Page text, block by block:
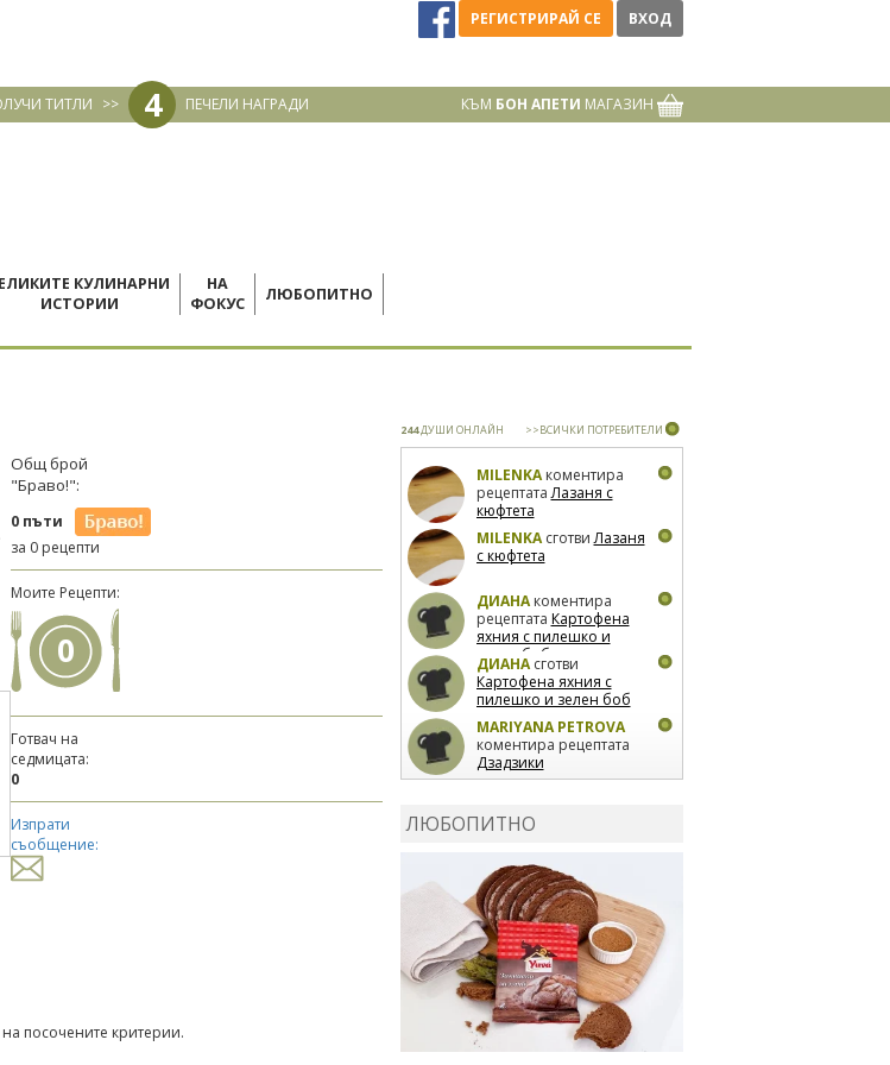
РЕГИСТРИРАЙ СЕ ВХОД
ТИТЛИ >> 4 ПЕЧЕЛИ НАГРАДИ КЪМ БОН АПЕТИ МАГАЗИН
КУЛИНАРНИ
ИСТОРИИ
НА
ФОКУС
ЛЮБОПИТНО
Общ брой
"Браво!":
0 пъти
за 0 рецепти
Моите Рецепти:
0
Готвач на
седмицата:
0
Изпрати
съобщение:
посочените критерии.
244ДУШИ ОНЛАЙН >>ВСИЧКИ ПОТРЕБИТЕЛИ
MILENKAкоментира
рецептатаЛазаня с
кюфтета
MILENKAсготвиЛазаня
с кюфтета
ДИАНАкоментира
рецептата Картофена
яхния с пилешко и
зелен боб
ДИАНАсготви
Картофена яхния с
пилешко и зелен боб
MARIYANA PETROVA
коментира рецептата
Дзадзики
сготвиДзадзики
ЛЮБОПИТНО